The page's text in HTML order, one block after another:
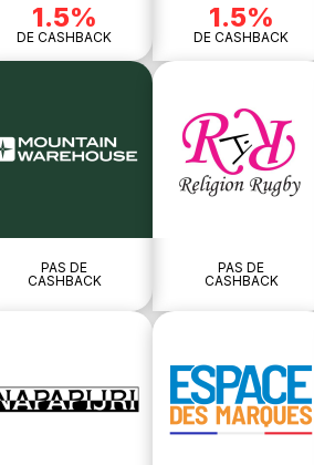
1.5%
DE CASHBACK
1.5%
DE CASHBACK
PAS DE
CASHBACK
PAS DE
CASHBACK